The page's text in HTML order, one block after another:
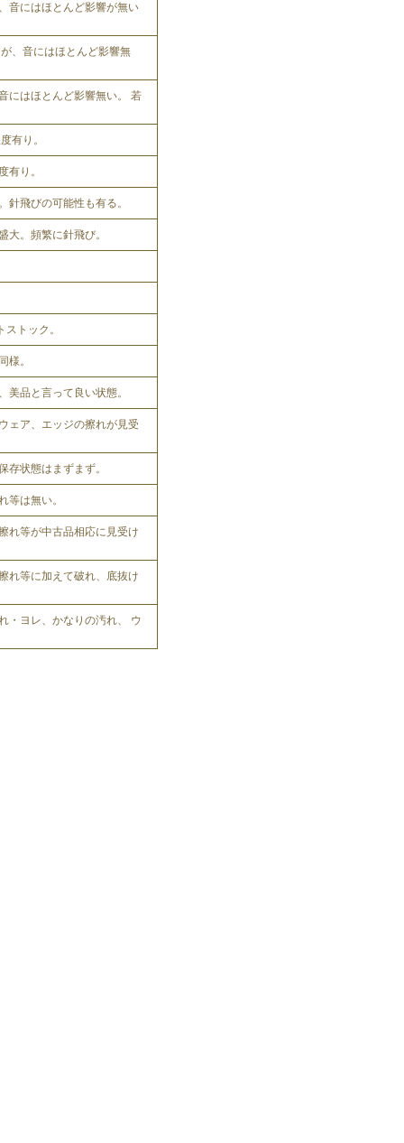
音にはほとんど影響が無い
、音にはほとんど影響無
にはほとんど影響無い。 若
有り。
有り。
針飛びの可能性も有る。
大。頻繁に針飛び。
トック。
様。
美品と言って良い状態。
ェア、エッジの擦れが見受
存状態はまずまず。
等は無い。
れ等が中古品相応に見受け
れ等に加えて破れ、底抜け
・ヨレ、かなりの汚れ、 ウ